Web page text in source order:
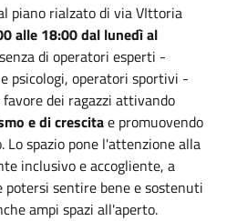
piano rialzato di via VIttoria
alle 18:00 dal lunedì al
di operatori esperti -
psicologi, operatori sportivi -
dei ragazzi attivando
e di crescitae promuovendo
Lo spazio pone l'attenzione alla
inclusivo e accogliente, a
potersi sentire bene e sostenuti
ampi spazi all'aperto.